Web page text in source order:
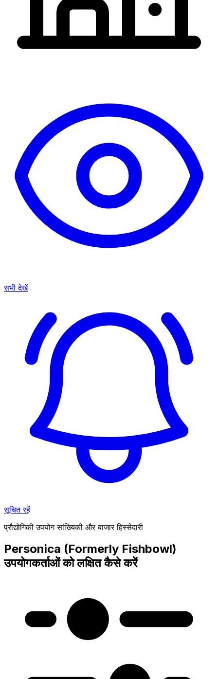
सभी देखें
सूचित रहें
प्रौद्योगिकी उपयोग सांख्यिकी और बाजार हिस्सेदारी
Personica (Formerly Fishbowl)
उपयोगकर्ताओं को लक्षित कैसे करें